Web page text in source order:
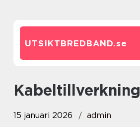
UTSIKTBREDBAND.se
Kabeltillverkning
15 januari 2026 admin